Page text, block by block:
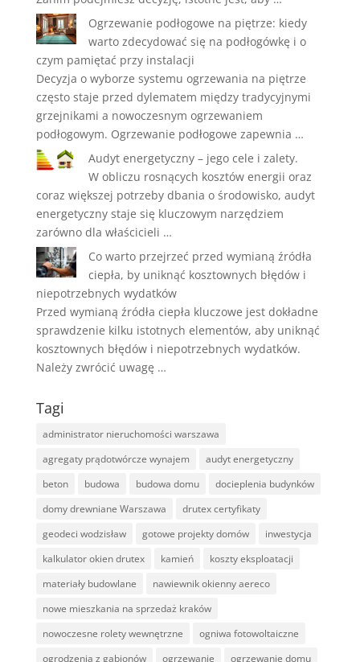
Ogrzewanie podłogowe na piętrze: kiedy
warto zdecydować się na podłogówkę i o
czym pamiętać przy instalacji
Decyzja o wyborze systemu ogrzewania na piętrze
często staje przed dylematem między tradycyjnymi
grzejnikami a nowoczesnym ogrzewaniem
podłogowym. Ogrzewanie podłogowe zapewnia …
Audyt energetyczny – jego cele i zalety.
W obliczu rosnących kosztów energii oraz
coraz większej potrzeby dbania o środowisko, audyt
energetyczny staje się kluczowym narzędziem
zarówno dla właścicieli …
Co warto przejrzeć przed wymianą źródła
ciepła, by uniknąć kosztownych błędów i
niepotrzebnych wydatków
Przed wymianą źródła ciepła kluczowe jest dokładne
sprawdzenie kilku istotnych elementów, aby uniknąć
kosztownych błędów i niepotrzebnych wydatków.
Należy zwrócić uwagę …
Tagi
administrator nieruchomości warszawa
agregaty prądotwórcze wynajem
audyt energetyczny
beton
budowa budowa domu
docieplenia budynków
domy drewniane Warszawa
drutex certyfikaty
geodeci wodzisław
gotowe projekty domów
inwestycja
kalkulator okien drutex
kamień
koszty eksploatacji
materiały budowlane
nawiewnik okienny aereco
nowe mieszkania na sprzedaż kraków
nowoczesne rolety wewnętrzne
ogniwa fotowoltaiczne
ogrodzenia z gabionów
ogrzewanie ogrzewanie domu